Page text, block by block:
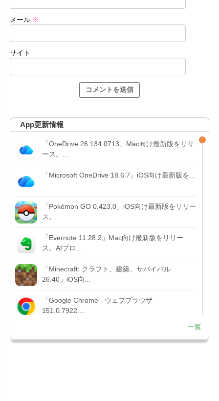
メール ※
サイト
App更新情報
「OneDrive 26.134.0713」Mac向け最新版をリリ
ース。...
「Microsoft OneDrive 18.6.7」iOS向け最新版を...
「Pokémon GO 0.423.0」iOS向け最新版をリリー
ス。
「Evernote 11.28.2」Mac向け最新版をリリー
ス。AIプロ...
「Minecraft: クラフト、建築、サバイバル
26.40」iOS向...
「Google Chrome - ウェブブラウザ
151.0.7922....
一覧